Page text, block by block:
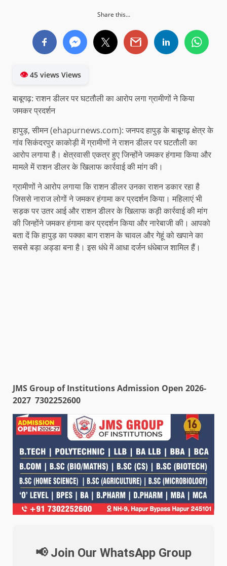
Share this...
👁45 views Views
बाबूगढ़: राशन डीलर पर घटतौली का आरोप लगा ग्रामीणों ने किया
जमकर प्रदर्शन
हापुड़, सीमन (ehapurnews.com): जनपद हापुड़ के बाबूगढ़ क्षेत्र के
गांव सिकंदरपुर काकोड़ी में ग्रामीणों ने राशन डीलर पर घटतौली का
आरोप लगाया है। क्षेत्रवासी एकत्र हुए जिन्होंने जमकर हंगामा किया और
मामले में राशन डीलर के खिलाफ कार्रवाई की मांग की।
ग्रामीणों ने आरोप लगाया कि राशन डीलर उनका राशन डकार रहा है
जिससे नाराज लोगों ने जमकर हंगामा कर प्रदर्शन किया। महिलाएं भी
सड़क पर उतर आई और राशन डीलर के खिलाफ कड़ी कार्रवाई की मांग
की जिन्होंने जमकर हंगामा कर प्रदर्शन किया और नारेबाजी की। आपको
बता दें कि हापुड़ का पक्का बाग राशन के चावल और गेहूं को खपाने का
सबसे बड़ा अड्डा बना है। इस धंधे में आधा दर्जन धंधेबाज शामिल हैं।
JMS Group of Institutions Admission Open 2026-
2027 7302252600
📢 Join Our WhatsApp Group